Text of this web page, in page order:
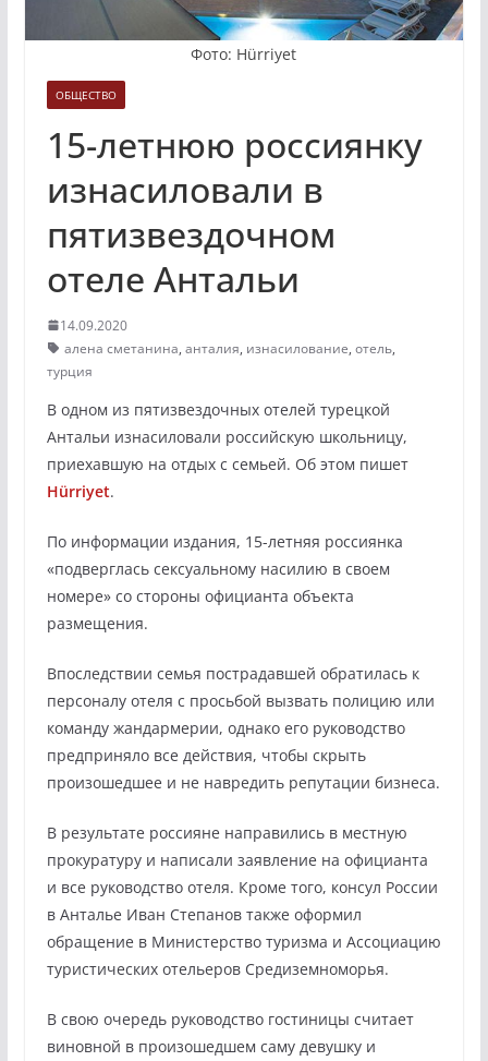
Фото: Hürriyet
ОБЩЕСТВО
15-летнюю россиянку
изнасиловали в
пятизвездочном
отеле Антальи
14.09.2020
алена сметанина, анталия, изнасилование, отель,
турция
В одном из пятизвездочных отелей турецкой
Антальи изнасиловали российскую школьницу,
приехавшую на отдых с семьей. Об этом пишет
Hürriyet.
По информации издания, 15-летняя россиянка
«подверглась сексуальному насилию в своем
номере» со стороны официанта объекта
размещения.
Впоследствии семья пострадавшей обратилась к
персоналу отеля с просьбой вызвать полицию или
команду жандармерии, однако его руководство
предприняло все действия, чтобы скрыть
произошедшее и не навредить репутации бизнеса.
В результате россияне направились в местную
прокуратуру и написали заявление на официанта
и все руководство отеля. Кроме того, консул России
в Анталье Иван Степанов также оформил
обращение в Министерство туризма и Ассоциацию
туристических отельеров Средиземноморья.
В свою очередь руководство гостиницы считает
виновной в произошедшем саму девушку и